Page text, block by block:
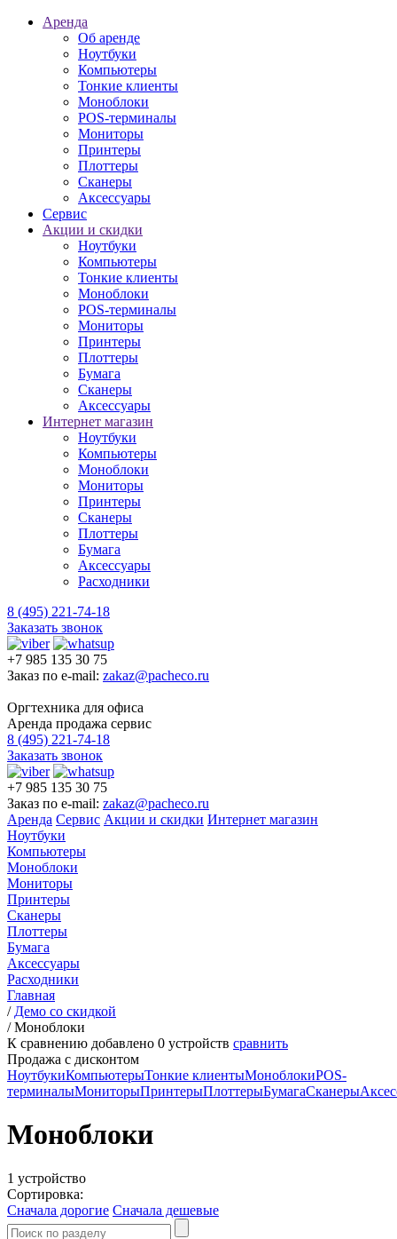
Аренда
Об аренде
Ноутбуки
Компьютеры
Тонкие клиенты
Моноблоки
POS-терминалы
Мониторы
Принтеры
Плоттеры
Сканеры
Аксессуары
Сервис
Акции и скидки
Ноутбуки
Компьютеры
Тонкие клиенты
Моноблоки
POS-терминалы
Мониторы
Принтеры
Плоттеры
Бумага
Сканеры
Аксессуары
Интернет магазин
Ноутбуки
Компьютеры
Моноблоки
Мониторы
Принтеры
Сканеры
Плоттеры
Бумага
Аксессуары
Расходники
8 (495) 221-74-18
Заказать звонок
+7 985 135 30 75
Заказ по e-mail: zakaz@pacheco.ru
Оргтехника для офиса
Аренда продажа сервис
8 (495) 221-74-18
Заказать звонок
+7 985 135 30 75
Заказ по e-mail: zakaz@pacheco.ru
Аренда Сервис Акции и скидки Интернет магазин
Ноутбуки
Компьютеры
Моноблоки
Мониторы
Принтеры
Сканеры
Плоттеры
Бумага
Аксессуары
Расходники
Главная
/ Демо со скидкой
/Моноблоки
К сравнению добавлено 0 устройств сравнить
Продажа с дисконтом
НоутбукиКомпьютерыТонкие клиентыМоноблокиPOS-
терминалыМониторыПринтерыПлоттерыБумагаСканеры
Моноблоки
1 устройство
Сортировка:
Сначала дорогие Сначала дешевые